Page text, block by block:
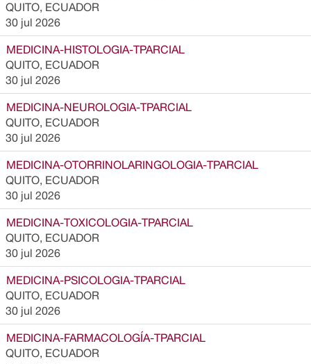
QUITO, ECUADOR
30 jul 2026
MEDICINA-HISTOLOGIA-TPARCIAL
QUITO, ECUADOR
30 jul 2026
MEDICINA-NEUROLOGIA-TPARCIAL
QUITO, ECUADOR
30 jul 2026
MEDICINA-OTORRINOLARINGOLOGIA-TPARCIAL
QUITO, ECUADOR
30 jul 2026
MEDICINA-TOXICOLOGIA-TPARCIAL
QUITO, ECUADOR
30 jul 2026
MEDICINA-PSICOLOGIA-TPARCIAL
QUITO, ECUADOR
30 jul 2026
MEDICINA-FARMACOLOGÍA-TPARCIAL
QUITO, ECUADOR